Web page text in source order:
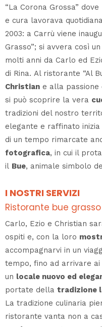
“La Corona Grossa”
e cura lavorava
2003: a Carrù viene
Grasso”; si avvera così
molti anni da Carlo ed
di Rina. Al ristorante “Al
Christian e alla passione
si può scoprire la vera
tradizioni del nostro
elegante e raffinato
di un tempo rimarcate
fotografica, in cui il
il Bue, animale simbolo
I NOSTRI SERVIZI
Ristorante bue
Carlo, Ezio e Christian
ospiti e, con la loro
accompagnarvi in un
tempo, fino ad arrivare
un locale nuovo ed
portate della tradizione
La tradizione culinaria
ristorante vanta non a